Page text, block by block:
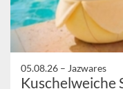
05.08.26 – Jazwares
Kuschelweiche